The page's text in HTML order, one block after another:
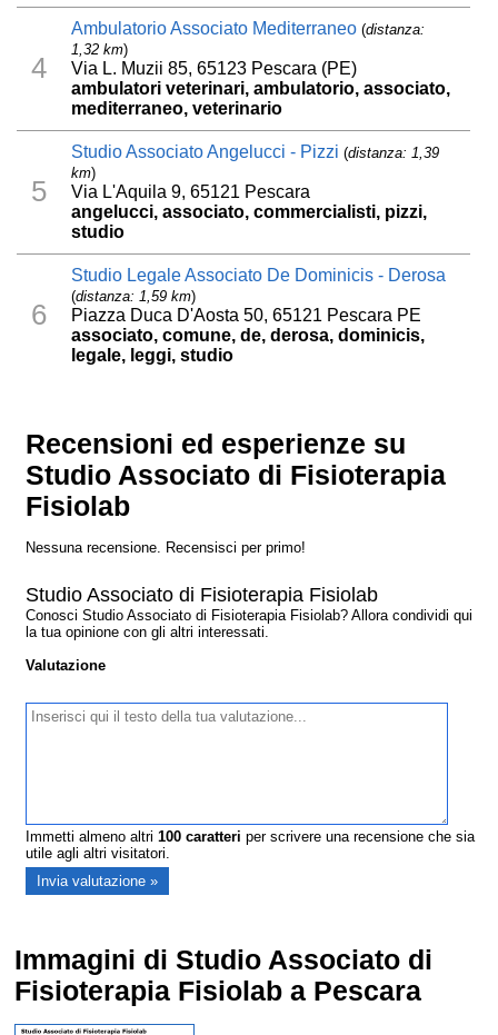
4
Ambulatorio Associato Mediterraneo (distanza:
1,32 km)
Via L. Muzii 85, 65123 Pescara (PE)
ambulatori veterinari, ambulatorio, associato,
mediterraneo, veterinario
5
Studio Associato Angelucci - Pizzi (distanza: 1,39
km)
Via L'Aquila 9, 65121 Pescara
angelucci, associato, commercialisti, pizzi,
studio
6
Studio Legale Associato De Dominicis - Derosa
(distanza: 1,59 km)
Piazza Duca D'Aosta 50, 65121 Pescara PE
associato, comune, de, derosa, dominicis,
legale, leggi, studio
Recensioni ed esperienze su
Studio Associato di Fisioterapia
Fisiolab
Nessuna recensione. Recensisci per primo!
Studio Associato di Fisioterapia Fisiolab
Conosci Studio Associato di Fisioterapia Fisiolab? Allora condividi qui
la tua opinione con gli altri interessati.
Valutazione
Immetti almeno altri100 caratteri per scrivere una recensione che sia
utile agli altri visitatori.
Immagini di Studio Associato di
Fisioterapia Fisiolab a Pescara